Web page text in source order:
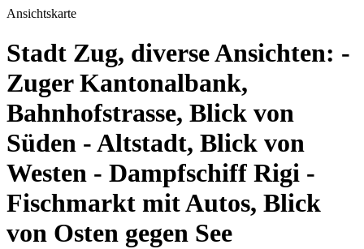
Ansichtskarte
Stadt Zug, diverse Ansichten: -
Zuger Kantonalbank,
Bahnhofstrasse, Blick von
Süden - Altstadt, Blick von
Westen - Dampfschiff Rigi -
Fischmarkt mit Autos, Blick
von Osten gegen See